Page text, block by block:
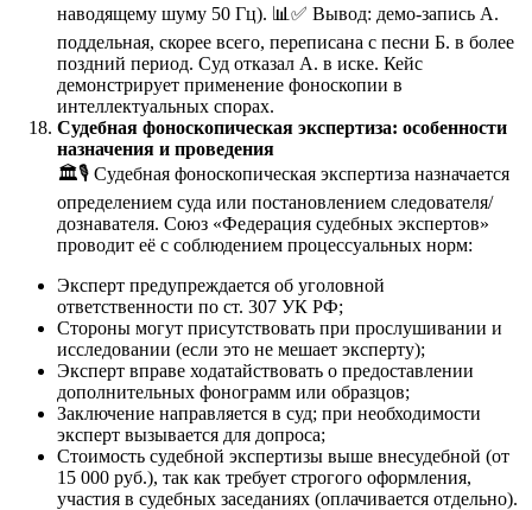
наводящему шуму 50 Гц). 📊✅ Вывод: демо-запись А.
поддельная, скорее всего, переписана с песни Б. в более
поздний период. Суд отказал А. в иске. Кейс
демонстрирует применение фоноскопии в
интеллектуальных спорах.
Судебная фоноскопическая экспертиза: особенности
назначения и проведения
🏛️🎙️ Судебная фоноскопическая экспертиза назначается
определением суда или постановлением следователя/
дознавателя. Союз «Федерация судебных экспертов»
проводит её с соблюдением процессуальных норм:
Эксперт предупреждается об уголовной
ответственности по ст. 307 УК РФ;
Стороны могут присутствовать при прослушивании и
исследовании (если это не мешает эксперту);
Эксперт вправе ходатайствовать о предоставлении
дополнительных фонограмм или образцов;
Заключение направляется в суд; при необходимости
эксперт вызывается для допроса;
Стоимость судебной экспертизы выше внесудебной (от
15 000 руб.), так как требует строгого оформления,
участия в судебных заседаниях (оплачивается отдельно).